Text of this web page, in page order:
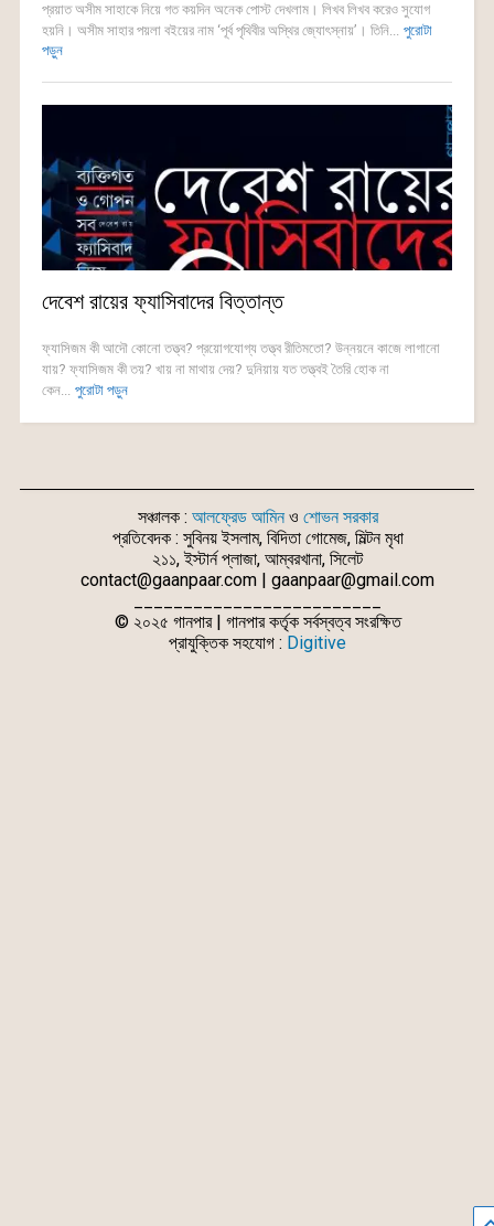
প্রয়াত অসীম সাহাকে নিয়ে গত কয়দিন অনেক পোস্ট দেখলাম। লিখব লিখব করেও সুযোগ
হয়নি। অসীম সাহার পয়লা বইয়ের নাম ‘পূর্ব পৃথিবীর অস্থির জ্যোৎস্নায়’। তিনি... পুরোটা
পড়ুন
দেবেশ রায়ের ফ্যাসিবাদের বিত্তান্ত
ফ্যাসিজম কী আদৌ কোনো তত্ত্ব? প্রয়োগযোগ্য তত্ত্ব রীতিমতো? উন্নয়নে কাজে লাগানো
যায়? ফ্যাসিজম কী তয়? খায় না মাথায় দেয়? দুনিয়ায় যত তত্ত্বই তৈরি হোক না
কেন... পুরোটা পড়ুন
সঞ্চালক : আলফ্রেড আমিনও শোভন সরকার
প্রতিবেদক : সুবিনয় ইসলাম, বিদিতা গোমেজ, মিল্টন মৃধা
২১১, ইস্টার্ন প্লাজা, আম্বরখানা, সিলেট
contact@gaanpaar.com | gaanpaar@gmail.com
© ২০২৫ গানপার | গানপার কর্তৃক সর্বস্বত্ব সংরক্ষিত
প্রাযুক্তিক সহযোগ : Digitive